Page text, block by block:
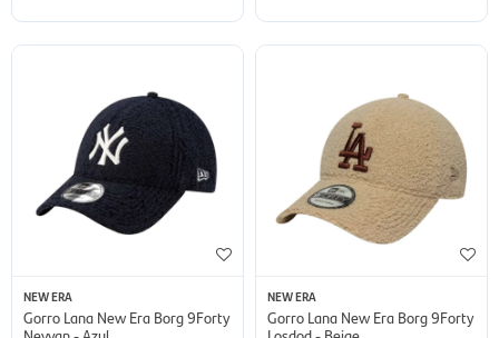
NEW ERA
Gorro Lana New Era Borg 9Forty
NEW ERA
Gorro Lana New Era Borg 9Forty